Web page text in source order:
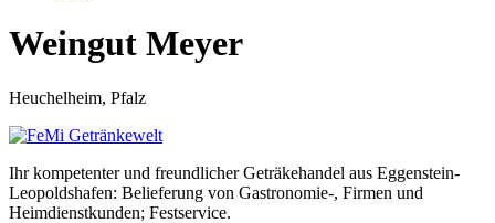
Weingut Meyer
Heuchelheim, Pfalz
Ihr kompetenter und freundlicher Geträkehandel aus Eggenstein-
Leopoldshafen: Belieferung von Gastronomie-, Firmen und
Heimdienstkunden; Festservice.